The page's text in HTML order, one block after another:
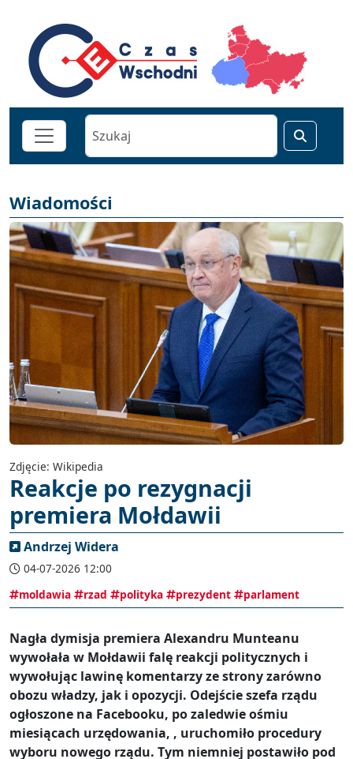
Wiadomości
Zdjęcie: Wikipedia
Reakcje po rezygnacji
premiera Mołdawii
Andrzej Widera
04-07-2026 12:00
moldawia
rzad polityka prezydent parlament
Nagła dymisja premiera Alexandru Munteanu
wywołała w Mołdawii falę reakcji politycznych i
wywołując lawinę komentarzy ze strony zarówno
obozu władzy, jak i opozycji. Odejście szefa rządu
ogłoszone na Facebooku, po zaledwie ośmiu
miesiącach urzędowania, , uruchomiło procedury
wyboru nowego rządu. Tym niemniej postawiło pod